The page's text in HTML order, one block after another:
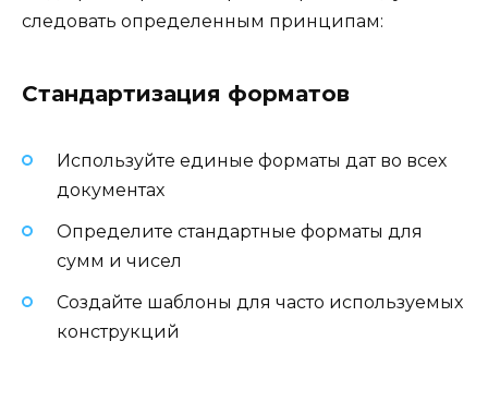
следовать определенным принципам:
Стандартизация форматов
Используйте единые форматы дат во всех
документах
Определите стандартные форматы для
сумм и чисел
Создайте шаблоны для часто используемых
конструкций